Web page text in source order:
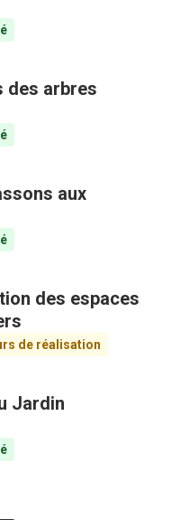
des arbres
aux
des espaces
de réalisation
Jardin